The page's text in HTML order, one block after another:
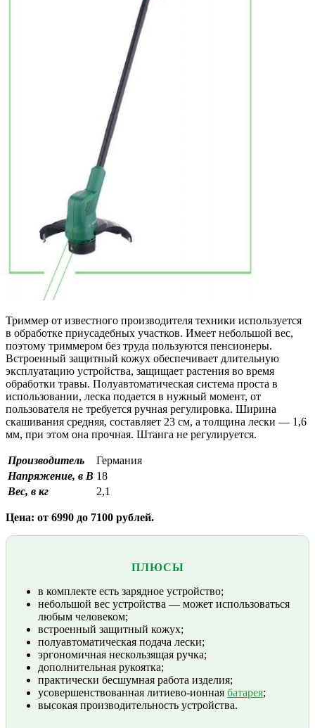
Триммер от известного производителя техники используется
в обработке приусадебных участков. Имеет небольшой вес,
поэтому триммером без труда пользуются пенсионеры.
Встроенный защитный кожух обеспечивает длительную
эксплуатацию устройства, защищает растения во время
обработки травы. Полуавтоматическая система проста в
использовании, леска подается в нужный момент, от
пользователя не требуется ручная регулировка. Ширина
скашивания средняя, составляет 23 см, а толщина лески — 1,6
мм, при этом она прочная. Штанга не регулируется.
Производитель
Германия
Напряжение, в В 18
Вес, в кг
2,1
Цена: от 6990 до 7100 рублей.
ПЛЮСЫ
в комплекте есть зарядное устройство;
небольшой вес устройства — может использоваться
любым человеком;
встроенный защитный кожух;
полуавтоматическая подача лески;
эргономичная нескользящая ручка;
дополнительная рукоятка;
практически бесшумная работа изделия;
усовершенствованная литиево-ионная батарея;
высокая производительность устройства.